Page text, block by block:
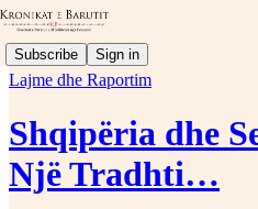
Subscribe Sign in
Lajme dhe Raportim
Shqipëria dhe
Një Tradhti…